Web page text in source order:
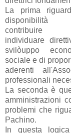
La prima
contribuire
individuare
svilòuppo
sociale e di
aderenti
professionali
La seconda è
amministrazioni
problemi che
Pachino.
In questa